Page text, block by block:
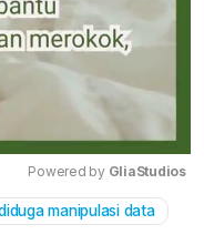
Mute
Powered by GliaStudios
manipulasi data